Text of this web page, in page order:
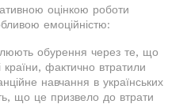
оцінкою роботи
емоційністю:
обурення через те, що
країни, фактично втратили
навчання в українських
що це призвело до втрати